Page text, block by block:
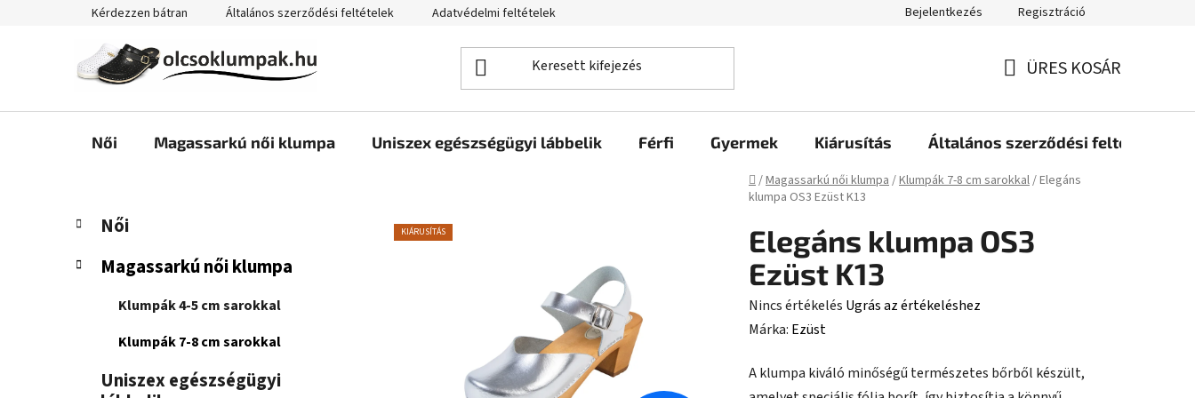
tartalomhoz
Kérdezzen bátran Általános szerződési feltételek Adatvédelmi feltételek Bejelentkezés Regisztráció
ÜRES KOSÁR
Női Magassarkú női klumpa Uniszex egészségügyi lábbelik Férfi Gyermek Kiárusítás Általános szerződési feltételek
Kezdőlap
/Magassarkú női klumpa/Klumpák 7-8 cm sarokkal/Elegáns
klumpa OS3 Ezüst K13
O
d
Kategóriák
átugrása
K
a
t
e
Női
Magassarkú női klumpa
Klumpák 4-5 cm sarokkal
Klumpák 7-8 cm sarokkal
Uniszex egészségügyi
Elegáns klumpa OS3
Ezüst K13
A
termék
értékelése
Nincs értékelés Ugrás az értékeléshez
Márka: Ezüst
A klumpa kiváló minőségű természetes bőrből készült,
KIÁRUSÍTÁS